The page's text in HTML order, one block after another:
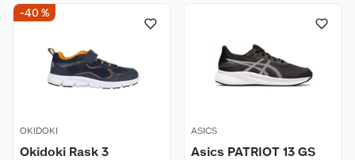
-40 %
OKIDOKI
Okidoki Rask 3
ASICS
Asics PATRIOT 13 GS